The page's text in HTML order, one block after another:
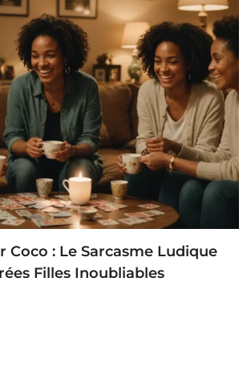
Coco : Le Sarcasme Ludique
Filles Inoubliables